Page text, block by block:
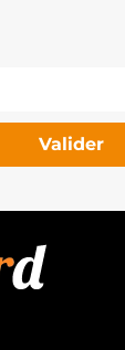
Valider